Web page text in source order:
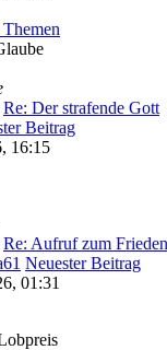
Re: Der strafende Gott
Beitrag
16:15
Re: Aufruf zum
Neuester Beitrag
01:31